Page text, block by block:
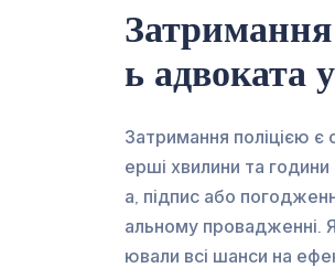
Затримання
ь адвоката
Затримання поліцією
ерші хвилини та
а, підпис або
альному провадженні.
ювали всі шанси на